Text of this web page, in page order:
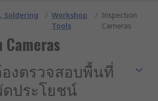
Soldering
/ Workshop
Tools
/ Inspection
Cameras
งตรวจสอบพื้นที่
ประโยชน์